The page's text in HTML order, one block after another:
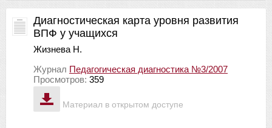
Материал в открытом доступе
Диагностическая карта уровня развития
ВПФ у учащихся
Жизнева Н.
Журнал Педагогическая диагностика №3/2007
Просмотров: 359